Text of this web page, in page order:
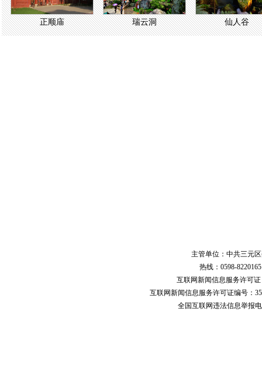
正顺庙 瑞云洞 仙人谷
主管单位：中共三元
热线：0598-
互联网新闻信息服务许可证
互联网新闻信息服务许可证编号：
全国互联网违法信息举报